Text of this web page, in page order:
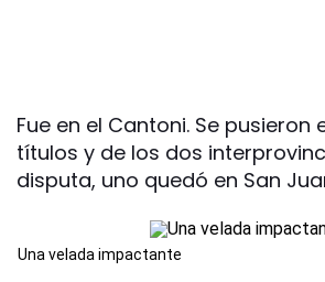
Fue en el Cantoni. Se pusieron
títulos y de los dos
disputa, uno quedó en San
Una velada impactante